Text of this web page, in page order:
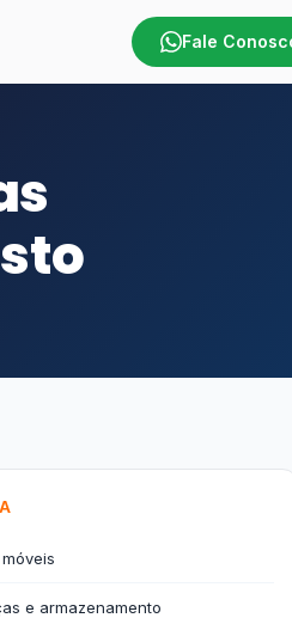
Fale
e armazenamento